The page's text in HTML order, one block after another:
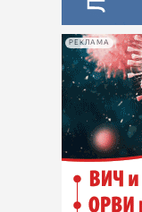
РЕКЛАМА